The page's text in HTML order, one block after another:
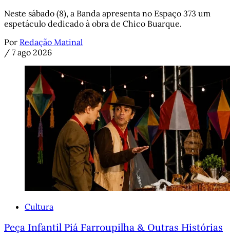
Neste sábado (8), a Banda apresenta no Espaço 373 um
espetáculo dedicado à obra de Chico Buarque.
Por Redação Matinal
/ 7 ago 2026
Cultura
Peça Infantil Piá Farroupilha & Outras Histórias